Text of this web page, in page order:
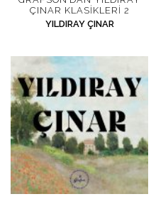
ÇINAR KLASIKLERI 2
YILDIRAY ÇINAR